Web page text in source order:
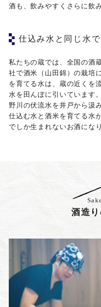
酒も、飲みやすくさらに飲
仕込み水と同じ水
私たちの蔵では、全国の酒
社で酒米（山田錦）の栽培
を育てる水は、蔵の近くを
水を田んぼに引いています
野川の伏流水を井戸から汲
仕込む水と酒米を育てる水
でしか生まれないお酒にな
酒造